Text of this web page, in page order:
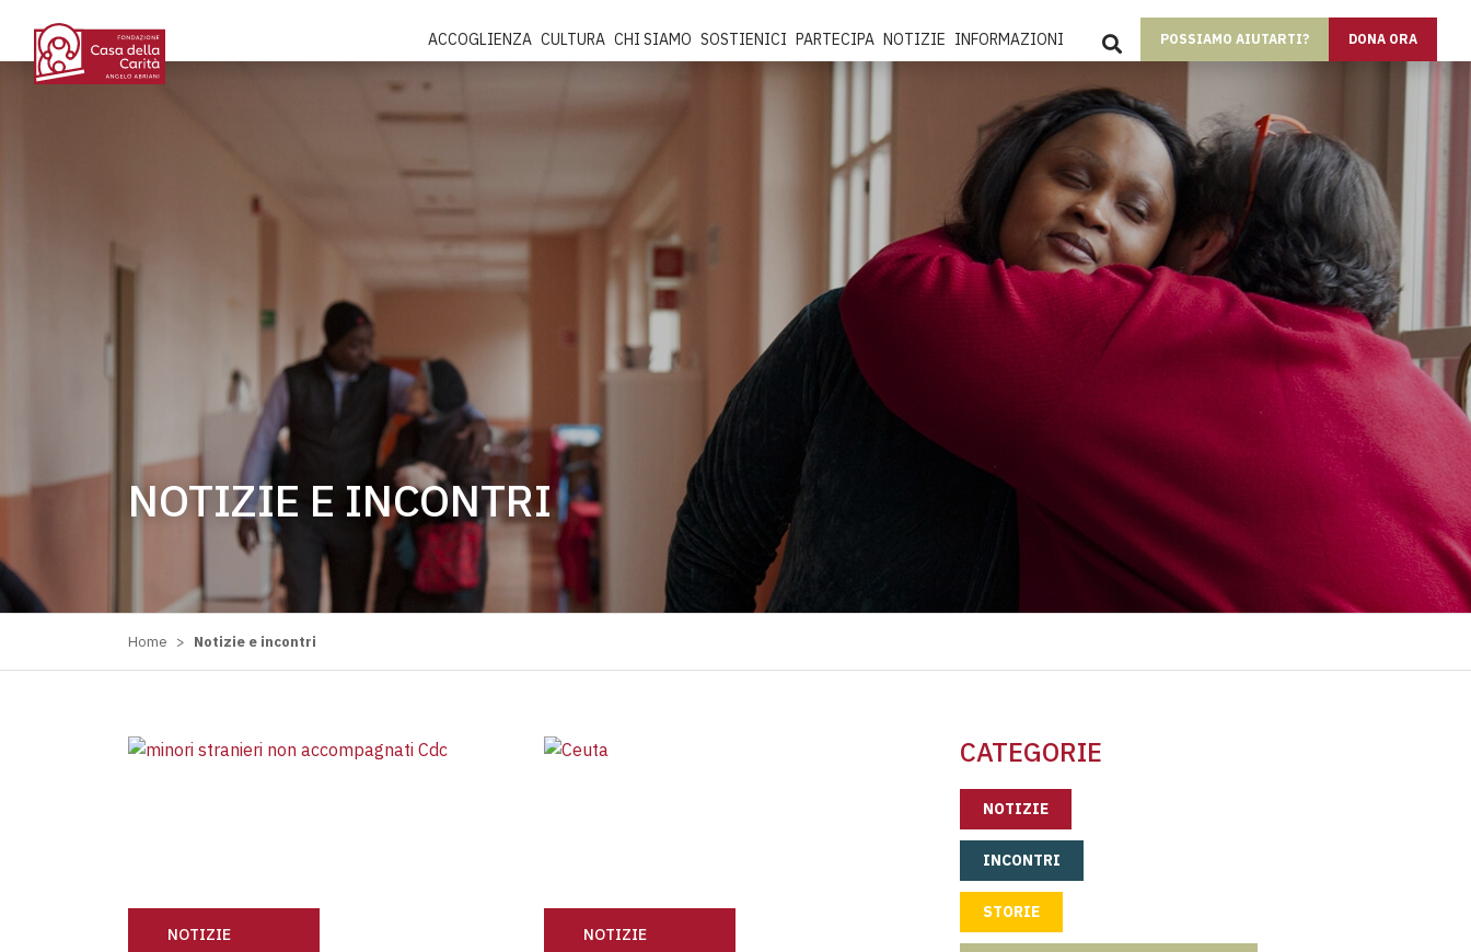
ACCOGLIENZA CULTURA CHI SIAMO SOSTIENICI PARTECIPA NOTIZIE INFORMAZIONI POSSIAMO AIUTARTI? DONA ORA
NOTIZIE E INCONTRI
Home > Notizie e incontri
NOTIZIE NOTIZIE
CATEGORIE
NOTIZIE
INCONTRI
STORIE